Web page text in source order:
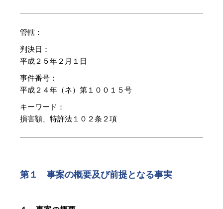
管轄：
判決日：
平成２５年２月１日
事件番号：
平成２４年（ネ）第１００１５号
キーワード：
損害額、特許法１０２条２項
第１ 事案の概要及び前提となる事実